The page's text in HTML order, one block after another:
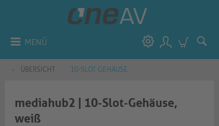
MENÜ
ÜBERSICHT 10-SLOT GEHÄUSE
mediahub2 | 10-Slot-Gehäuse,
weiß